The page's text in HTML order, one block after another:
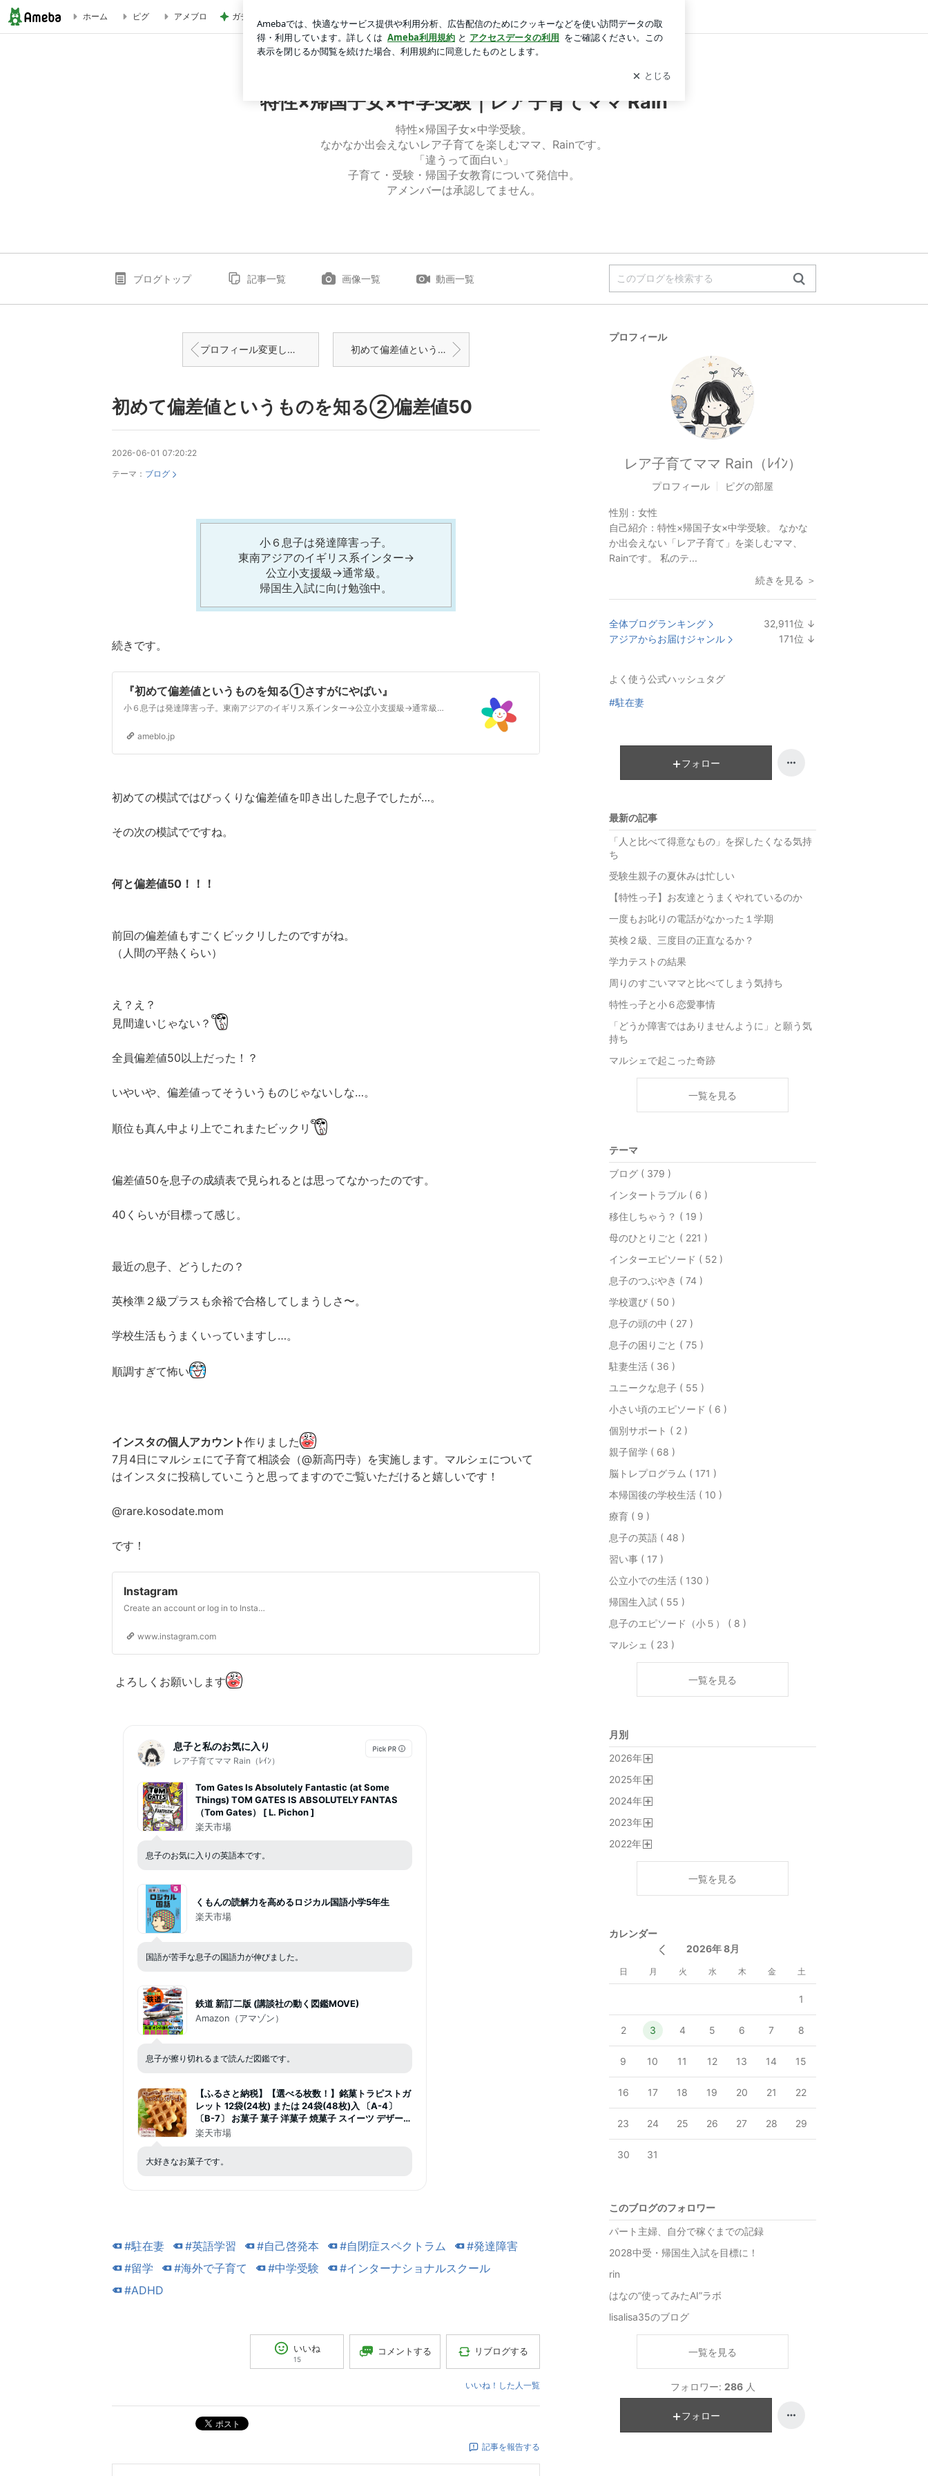
発達障害 受験 | 特性×帰国子女×中学受験｜レア子育てママ Rain
ホーム ピグ アメブロ ガチャガチャで出た謎のチャーム ログイン
特性×帰国子女×中学受験｜レア子育てママ Rain
特性×帰国子女×中学受験。
なかなか出会えないレア子育てを楽しむママ、Rainです。
「違うって面白い」
子育て・受験・帰国子女教育について発信中。
アメンバーは承認してません。
ブログトップ 記事一覧 画像一覧 動画一覧
プロフィール変更しました！ 初めて偏差値というものを知る①さすがにやばい
初めて偏差値というものを知る②偏差値50
2026-06-01 07:20:22
テーマ： ブログ
小６息子は発達障害っ子。
東南アジアのイギリス系インター→
公立小支援級→通常級。
帰国生入試に向け勉強中。
続きです。
『初めて偏差値というものを知る①さすがにやばい』
小６息子は発達障害っ子。東南アジアのイギリス系インター→公立小支援級→通常級。帰国生入試に向け勉強中。限りなくビリだった初めての模試『初めての偏差値』小５息子…
ameblo.jp
初めての模試ではびっくりな偏差値を叩き出した息子でしたが…。
その次の模試でですね。
何と偏差値50！！！
前回の偏差値もすごくビックリしたのですがね。
（人間の平熱くらい）
え？え？
見間違いじゃない？
全員偏差値50以上だった！？
いやいや、偏差値ってそういうものじゃないしな…。
順位も真ん中より上でこれまたビックリ
偏差値50を息子の成績表で見られるとは思ってなかったのです。
40くらいが目標って感じ。
最近の息子、どうしたの？
英検準２級プラスも余裕で合格してしまうしさ〜。
学校生活もうまくいっていますし…。
順調すぎて怖い
インスタの個人アカウント作りました
7月4日にマルシェにて子育て相談会（@新高円寺）を実施します。マルシェについて
はインスタに投稿していこうと思ってますのでご覧いただけると嬉しいです！
@rare.kosodate.mom
です！
Instagram
Create an account or log in to Instagram - Share what you're into with the people who get you.
www.instagram.com
よろしくお願いします
息子と私のお気に入り
レア子育てママ Rain（ﾚｲﾝ）
Tom Gates Is Absolutely Fantastic (at Some
Things) TOM GATES IS ABSOLUTELY FANTAS
（Tom Gates） [ L. Pichon ]
楽天市場
息子のお気に入りの英語本です。
くもんの読解力を高めるロジカル国語小学5年生
楽天市場
国語が苦手な息子の国語力が伸びました。
鉄道 新訂二版 (講談社の動く図鑑MOVE)
Amazon（アマゾン）
息子が擦り切れるまで読んだ図鑑です。
【ふるさと納税】【選べる枚数！】銘菓トラピストガ
レット 12袋(24枚) または 24袋(48枚)入 〔A-4〕
〔B-7〕 お菓子 菓子 洋菓子 焼菓子 スイーツ デザート
おやつ ティータイム 銘菓 手づくり お取り寄せ 人気
楽天市場
大好きなお菓子です。
#駐在妻 #英語学習 #自己啓発本 #自閉症スペクトラム
#発達障害
#留学
#海外で子育て #中学受験
#インターナショナルスクール
#ADHD
いいね
15
コメントする リブログする
いいね！した人一覧
ポスト
記事を報告する
プロフィール
レア子育てママ Rain（ﾚｲﾝ）
プロフィール ピグの部屋
性別： 女性
自己紹介： 特性×帰国子女×中学受験。 なかな
か出会えない「レア子育て」を楽しむママ、
Rainです。 私のテ...
続きを見る ＞
全体ブログランキング 32,911位 ↓
アジアからお届けジャンル 171位 ↓
よく使う公式ハッシュタグ
#駐在妻
フォロー
最新の記事
「人と比べて得意なもの」を探したくなる気持
ち
受験生親子の夏休みは忙しい
【特性っ子】お友達とうまくやれているのか
一度もお叱りの電話がなかった１学期
英検２級、三度目の正直なるか？
学力テストの結果
周りのすごいママと比べてしまう気持ち
特性っ子と小６恋愛事情
「どうか障害ではありませんように」と願う気
持ち
マルシェで起こった奇跡
一覧を見る
テーマ
ブログ ( 379 )
インタートラブル ( 6 )
移住しちゃう？ ( 19 )
母のひとりごと ( 221 )
インターエピソード ( 52 )
息子のつぶやき ( 74 )
学校選び ( 50 )
息子の頭の中 ( 27 )
息子の困りごと ( 75 )
駐妻生活 ( 36 )
ユニークな息子 ( 55 )
小さい頃のエピソード ( 6 )
個別サポート ( 2 )
親子留学 ( 68 )
脳トレプログラム ( 171 )
本帰国後の学校生活 ( 10 )
療育 ( 9 )
息子の英語 ( 48 )
習い事 ( 17 )
公立小での生活 ( 130 )
帰国生入試 ( 55 )
息子のエピソード（小５） ( 8 )
マルシェ ( 23 )
一覧を見る
月別
2026年
2025年
2024年
2023年
2022年
一覧を見る
カレンダー
2026年 8月
日 月 火 水 木 金 土
1
2 3 4 5 6 7 8
9 10 11 12 13 14 15
16 17 18 19 20 21 22
23 24 25 26 27 28 29
30 31
このブログのフォロワー
パート主婦、自分で稼ぐまでの記録
2028中受・帰国生入試を目標に！
rin
はなの“使ってみたAI”ラボ
lisalisa35のブログ
一覧を見る
フォロワー: 286 人
フォロー